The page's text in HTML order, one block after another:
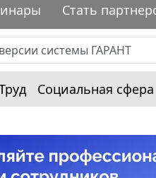
Стать
Социальная сфера